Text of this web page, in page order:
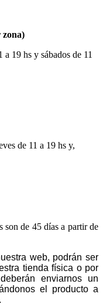
zona)
19 hs y sábados de 11
de 11 a 19 hs y,
son de 45 días a partir de
web, podrán ser
tienda física o por
enviarnos un
el producto a